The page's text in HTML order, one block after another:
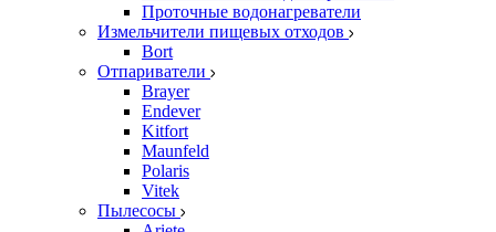
Проточные водонагреватели
Измельчители пищевых отходов
Bort
Отпариватели
Brayer
Endever
Kitfort
Maunfeld
Polaris
Vitek
Пылесосы